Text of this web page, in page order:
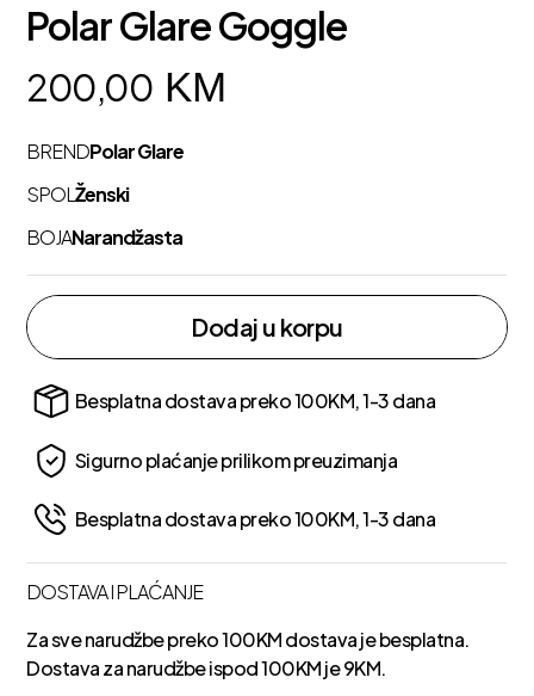
Polar Glare Goggle
200,00 KM
BRENDPolar Glare
SPOLŽenski
BOJANarandžasta
Dodaj u korpu
Besplatna dostava preko 100KM, 1-3 dana
Sigurno plaćanje prilikom preuzimanja
Besplatna dostava preko 100KM, 1-3 dana
DOSTAVA I PLAĆANJE
Za sve narudžbe preko 100KM dostava je besplatna.
Dostava za narudžbe ispod 100KM je 9KM.